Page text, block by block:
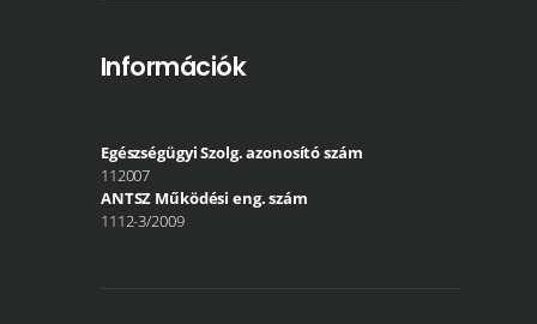
Információk
Egészségügyi Szolg. azonosító szám
112007
ANTSZ Működési eng. szám
1112-3/2009